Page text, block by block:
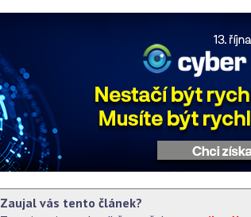
Zaujal vás tento článek?